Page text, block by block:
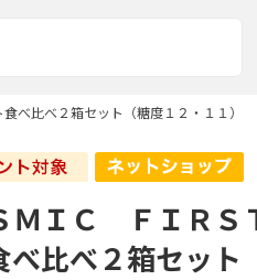
べ比べ２箱セット（糖度１２・１１）
ＭＩＣ ＦＩＲＳ
比べ２箱セット